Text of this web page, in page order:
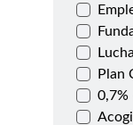
Plan
0,7%